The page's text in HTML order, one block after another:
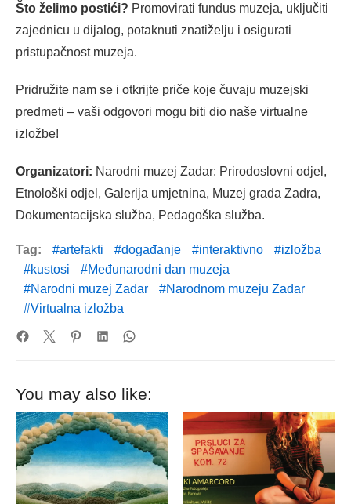
Što želimo postići? Promovirati fundus muzeja, uključiti
zajednicu u dijalog, potaknuti znatiželju i osigurati
pristupačnost muzeja.
Pridružite nam se i otkrijte priče koje čuvaju muzejski
predmeti – vaši odgovori mogu biti dio naše virtualne
izložbe!
Organizatori: Narodni muzej Zadar: Prirodoslovni odjel,
Etnološki odjel, Galerija umjetnina, Muzej grada Zadra,
Dokumentacijska služba, Pedagoška služba.
Tag: artefakti događanje interaktivno
izložba
kustosi
Međunarodni dan muzeja
Narodni muzej Zadar
Narodnom muzeju Zadar
Virtualna izložba
You may also like: